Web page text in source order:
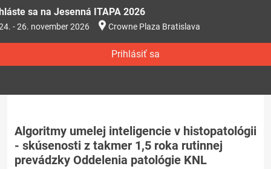
sa na Jesenná ITAPA 2026
- 26. november 2026 Crowne Plaza Bratislava
Prihlásiť sa
Algoritmy umelej inteligencie v histopatológii
- skúsenosti z takmer 1,5 roka rutinnej
prevádzky Oddelenia patológie KNL